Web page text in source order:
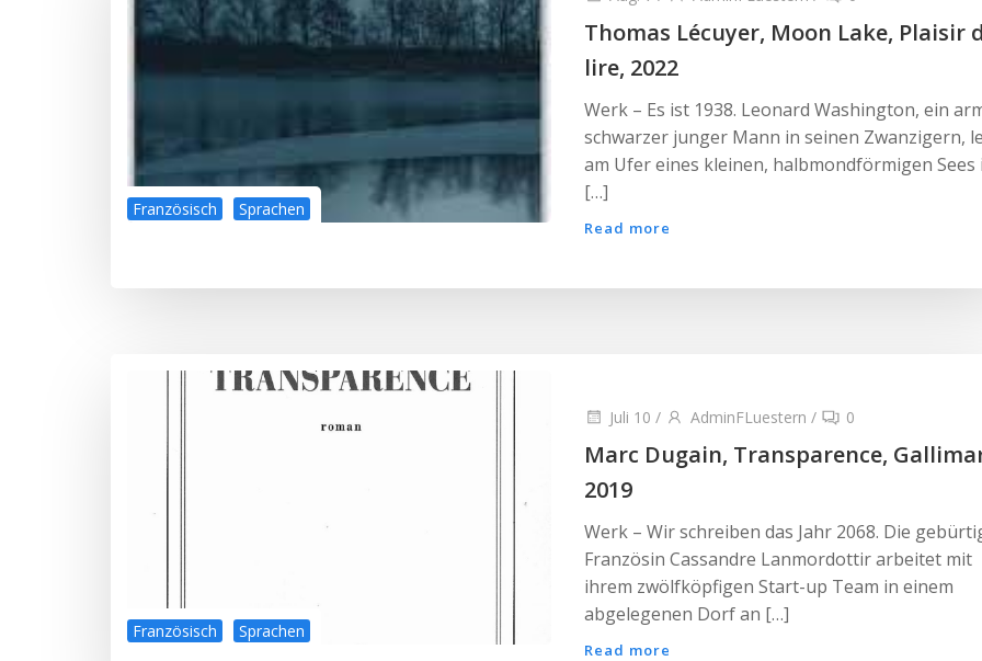
Französisch Sprachen
Thomas Lécuyer, Moon Lake, Plaisir
lire, 2022
Werk – Es ist 1938. Leonard Washington, ein
schwarzer junger Mann in seinen Zwanzigern,
am Ufer eines kleinen, halbmondförmigen Sees
[…]
Read more
Französisch Sprachen
Juli 10 / AdminFLuestern / 0
Marc Dugain, Transparence,
2019
Werk – Wir schreiben das Jahr 2068. Die
Französin Cassandre Lanmordottir arbeitet mit
ihrem zwölfköpfigen Start-up Team in einem
abgelegenen Dorf an […]
Read more